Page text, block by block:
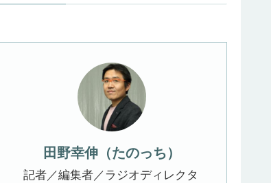
田野幸伸（たのっち）
記者／編集者／ラジオディレクタ